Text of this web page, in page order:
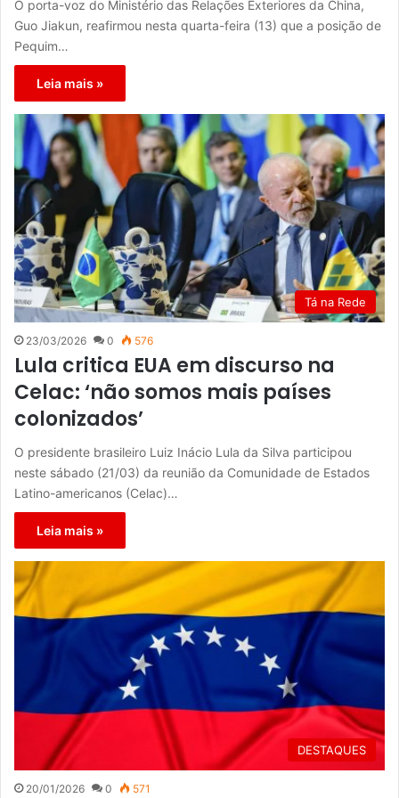
O porta-voz do Ministério das Relações Exteriores da China,
Guo Jiakun, reafirmou nesta quarta-feira (13) que a posição de
Pequim…
Leia mais »
Tá na Rede
23/03/2026 0 576
Lula critica EUA em discurso na
Celac: ‘não somos mais países
colonizados’
O presidente brasileiro Luiz Inácio Lula da Silva participou
neste sábado (21/03) da reunião da Comunidade de Estados
Latino-americanos (Celac)…
Leia mais »
DESTAQUES
20/01/2026 0 571